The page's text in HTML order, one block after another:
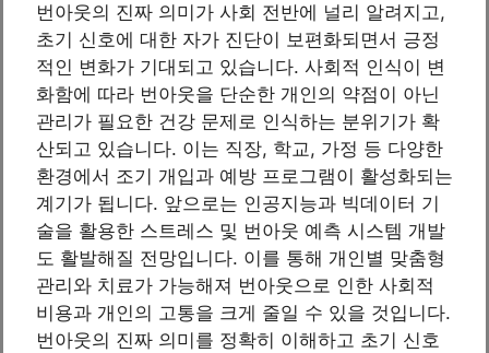
번아웃의 진짜 의미가 사회 전반에 널리 알려지고,
초기 신호에 대한 자가 진단이 보편화되면서 긍정
적인 변화가 기대되고 있습니다. 사회적 인식이 변
화함에 따라 번아웃을 단순한 개인의 약점이 아닌
관리가 필요한 건강 문제로 인식하는 분위기가 확
산되고 있습니다. 이는 직장, 학교, 가정 등 다양한
환경에서 조기 개입과 예방 프로그램이 활성화되는
계기가 됩니다. 앞으로는 인공지능과 빅데이터 기
술을 활용한 스트레스 및 번아웃 예측 시스템 개발
도 활발해질 전망입니다. 이를 통해 개인별 맞춤형
관리와 치료가 가능해져 번아웃으로 인한 사회적
비용과 개인의 고통을 크게 줄일 수 있을 것입니다.
번아웃의 진짜 의미를 정확히 이해하고 초기 신호